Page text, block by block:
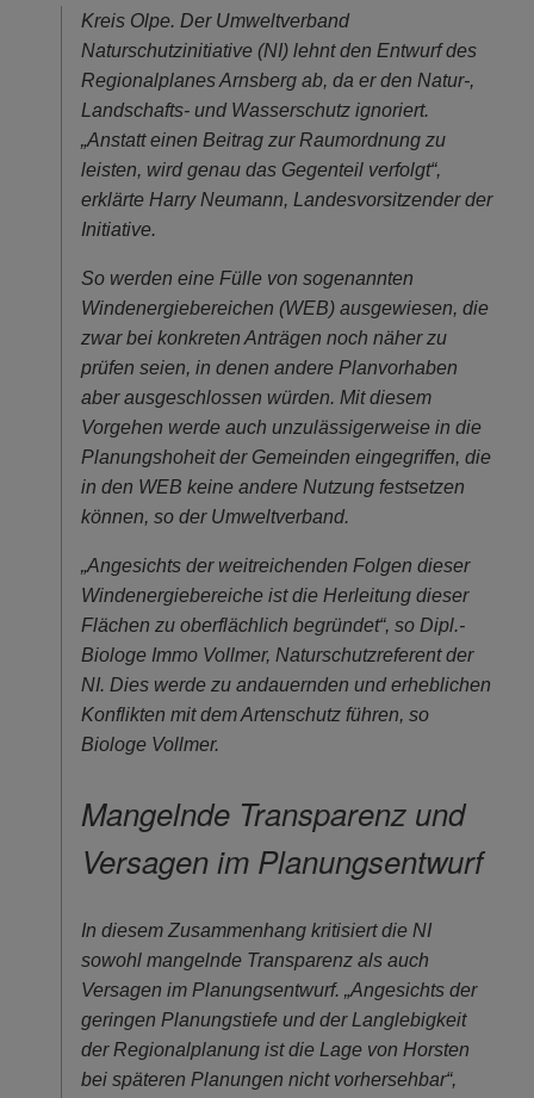
Kreis Olpe. Der Umweltverband
Naturschutzinitiative (NI) lehnt den Entwurf des
Regionalplanes Arnsberg ab, da er den Natur-,
Landschafts- und Wasserschutz ignoriert.
„Anstatt einen Beitrag zur Raumordnung zu
leisten, wird genau das Gegenteil verfolgt“,
erklärte Harry Neumann, Landesvorsitzender der
Initiative.
So werden eine Fülle von sogenannten
Windenergiebereichen (WEB) ausgewiesen, die
zwar bei konkreten Anträgen noch näher zu
prüfen seien, in denen andere Planvorhaben
aber ausgeschlossen würden. Mit diesem
Vorgehen werde auch unzulässigerweise in die
Planungshoheit der Gemeinden eingegriffen, die
in den WEB keine andere Nutzung festsetzen
können, so der Umweltverband.
„Angesichts der weitreichenden Folgen dieser
Windenergiebereiche ist die Herleitung dieser
Flächen zu oberflächlich begründet“, so Dipl.-
Biologe Immo Vollmer, Naturschutzreferent der
NI. Dies werde zu andauernden und erheblichen
Konflikten mit dem Artenschutz führen, so
Biologe Vollmer.
Mangelnde Transparenz und
Versagen im Planungsentwurf
In diesem Zusammenhang kritisiert die NI
sowohl mangelnde Transparenz als auch
Versagen im Planungsentwurf. „Angesichts der
geringen Planungstiefe und der Langlebigkeit
der Regionalplanung ist die Lage von Horsten
bei späteren Planungen nicht vorhersehbar“,